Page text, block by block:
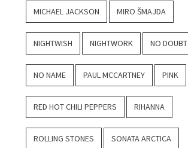
MICHAEL JACKSON MIRO ŠMAJDA
NIGHTWISH NIGHTWORK NO DOUBT
NO NAME PAUL MCCARTNEY PINK
RED HOT CHILI PEPPERS RIHANNA
ROLLING STONES SONATA ARCTICA